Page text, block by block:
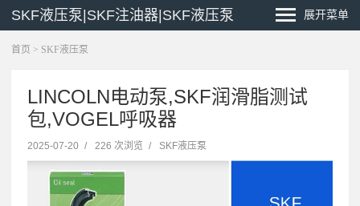
SKF液压泵|SKF注油器|SKF液压泵 展开菜单
首页 > SKF液压泵
LINCOLN电动泵,SKF润滑脂测试
包,VOGEL呼吸器
2025-07-20 / 226 次浏览 / SKF液压泵